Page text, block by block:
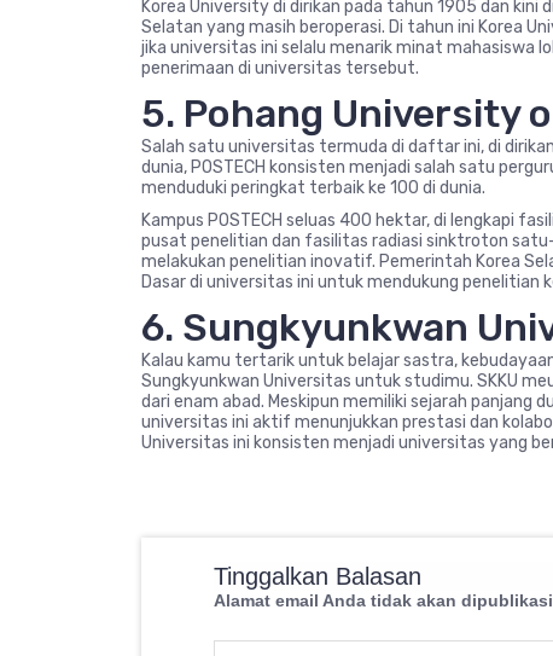
Korea University di dirikan pada tahun 1905 dan
Selatan yang masih beroperasi. Di tahun ini Korea
jika universitas ini selalu menarik minat mahasiswa
penerimaan di universitas tersebut.
5. Pohang University
Salah satu universitas termuda di daftar ini, di
dunia, POSTECH konsisten menjadi salah satu
menduduki peringkat terbaik ke 100 di dunia.
Kampus POSTECH seluas 400 hektar, di lengkapi
pusat penelitian dan fasilitas radiasi sinktroton
melakukan penelitian inovatif. Pemerintah Korea
Dasar di universitas ini untuk mendukung penelitian
6. Sungkyunkwan
Kalau kamu tertarik untuk belajar sastra,
Sungkyunkwan Universitas untuk studimu. SKKU
dari enam abad. Meskipun memiliki sejarah panjang
universitas ini aktif menunjukkan prestasi dan
Universitas ini konsisten menjadi universitas yang
Tinggalkan Balasan
Alamat email Anda tidak akan